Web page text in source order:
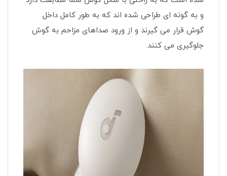
و به گونه ای طراحی شده اند که به طور کامل داخل
گوش قرار می گیرند و از ورود صداهای مزاحم به گوش
جلوگیری می کنند.